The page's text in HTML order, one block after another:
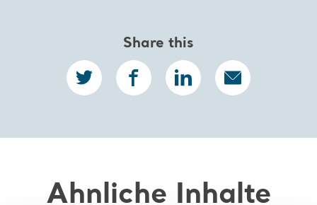
Share this
Ähnliche Inhalte